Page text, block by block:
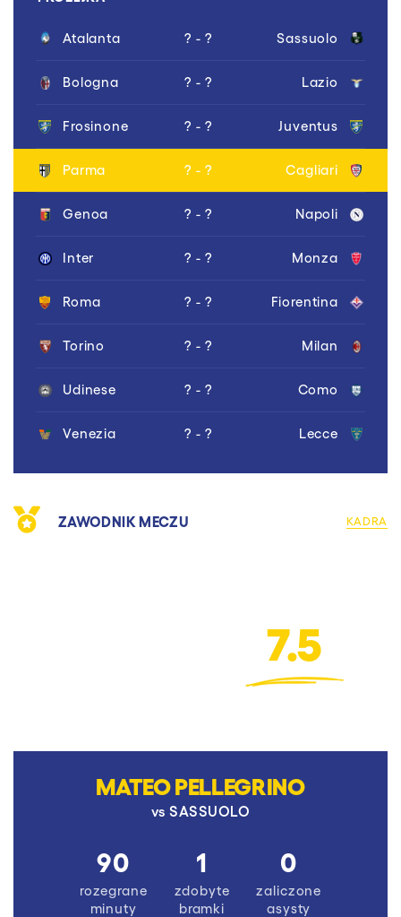
Atalanta ? - ? Sassuolo
Bologna ? - ? Lazio
Frosinone ? - ? Juventus
Parma ? - ? Cagliari
Genoa ? - ? Napoli
Inter ? - ? Monza
Roma ? - ? Fiorentina
Torino ? - ? Milan
Udinese ? - ? Como
Venezia ? - ? Lecce
ZAWODNIK MECZU KADRA
7.5
MATEO PELLEGRINO
vsSASSUOLO
90
rozegrane
minuty
1
zdobyte
bramki
0
zaliczone
asysty